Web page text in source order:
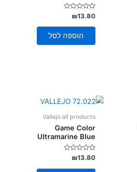
דורג
0
מתוך
₪13.80
הוספה לסל
Vallejo all products
Game Color
Ultramarine Blue
דורג
0
מתוך
₪13.80